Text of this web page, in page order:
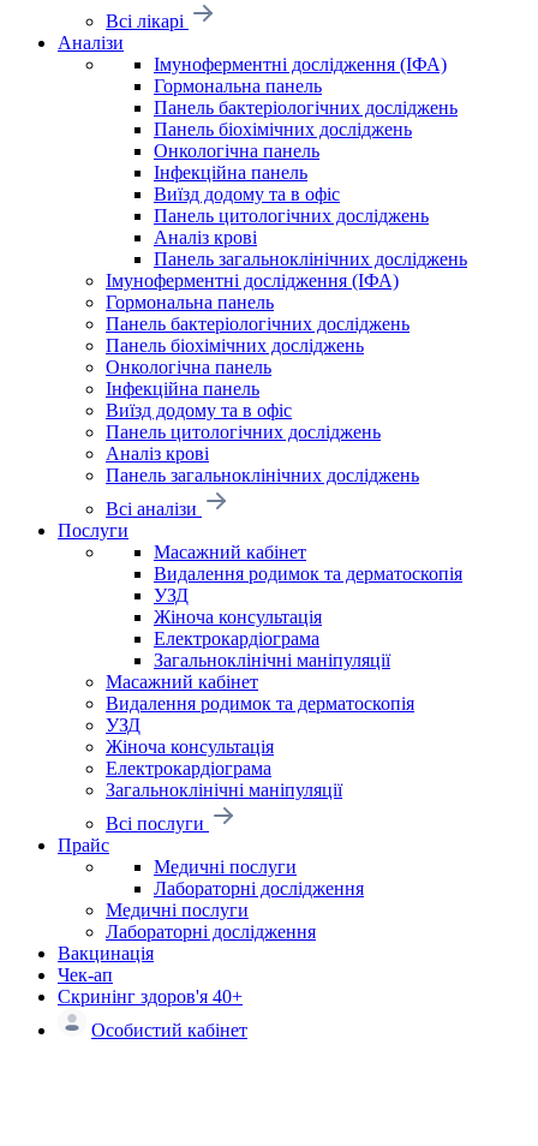
Всі лікарі
Аналізи
Імуноферментні дослідження (ІФА)
Гормональна панель
Панель бактеріологічних досліджень
Панель біохімічних досліджень
Онкологічна панель
Інфекційна панель
Виїзд додому та в офіс
Панель цитологічних досліджень
Аналіз крові
Панель загальноклінічних досліджень
Імуноферментні дослідження (ІФА)
Гормональна панель
Панель бактеріологічних досліджень
Панель біохімічних досліджень
Онкологічна панель
Інфекційна панель
Виїзд додому та в офіс
Панель цитологічних досліджень
Аналіз крові
Панель загальноклінічних досліджень
Всі аналізи
Послуги
Масажний кабінет
Видалення родимок та дерматоскопія
УЗД
Жіноча консультація
Електрокардіограма
Загальноклінічні маніпуляції
Масажний кабінет
Видалення родимок та дерматоскопія
УЗД
Жіноча консультація
Електрокардіограма
Загальноклінічні маніпуляції
Всі послуги
Прайс
Медичні послуги
Лабораторні дослідження
Медичні послуги
Лабораторні дослідження
Вакцинація
Чек-ап
Скринінг здоров'я 40+
Особистий кабінет